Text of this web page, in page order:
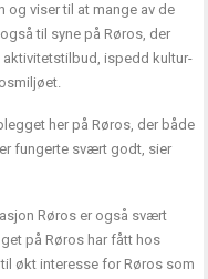
og viser til at mange av de
til syne på Røros, der
ispedd kultur-
her på Røros, der både
fungerte svært godt, sier
Røros er også svært
på Røros har fått hos
økt interesse for Røros som